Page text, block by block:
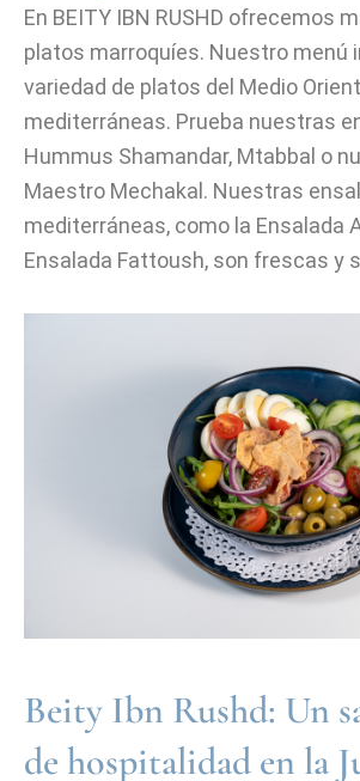
En BEITY IBN RUSHD ofrecemos
platos marroquíes. Nuestro menú
variedad de platos del Medio
mediterráneas. Prueba nuestras
Hummus Shamandar, Mtabbal o
Maestro Mechakal. Nuestras
mediterráneas, como la Ensalada
Ensalada Fattoush, son frescas y
Beity Ibn Rushd: Un
de hospitalidad en la